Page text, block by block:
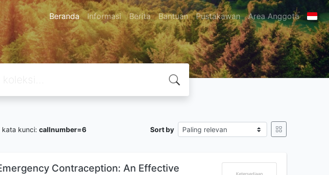
Beranda Informasi Berita Bantuan Pustakawan Area Anggota
kata kunci: callnumber=6 Sort by
Contraception: An Effective
Ketersediaan